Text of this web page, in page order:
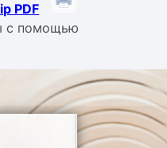
PDF
с помощью